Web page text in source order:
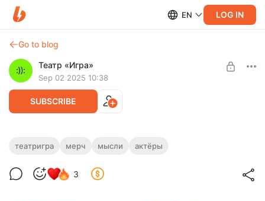
EN LOG IN
Go to blog
Театр «Игра»
Sep 02 2025 10:38
SUBSCRIBE
Важные мысли лета 2025 :)):
Инсайты, аффирмации, тезисы театра Игра. Оформленные
карточки, которые в принтер и на стену, чтобы стало
театригра мерч мысли актёры
3